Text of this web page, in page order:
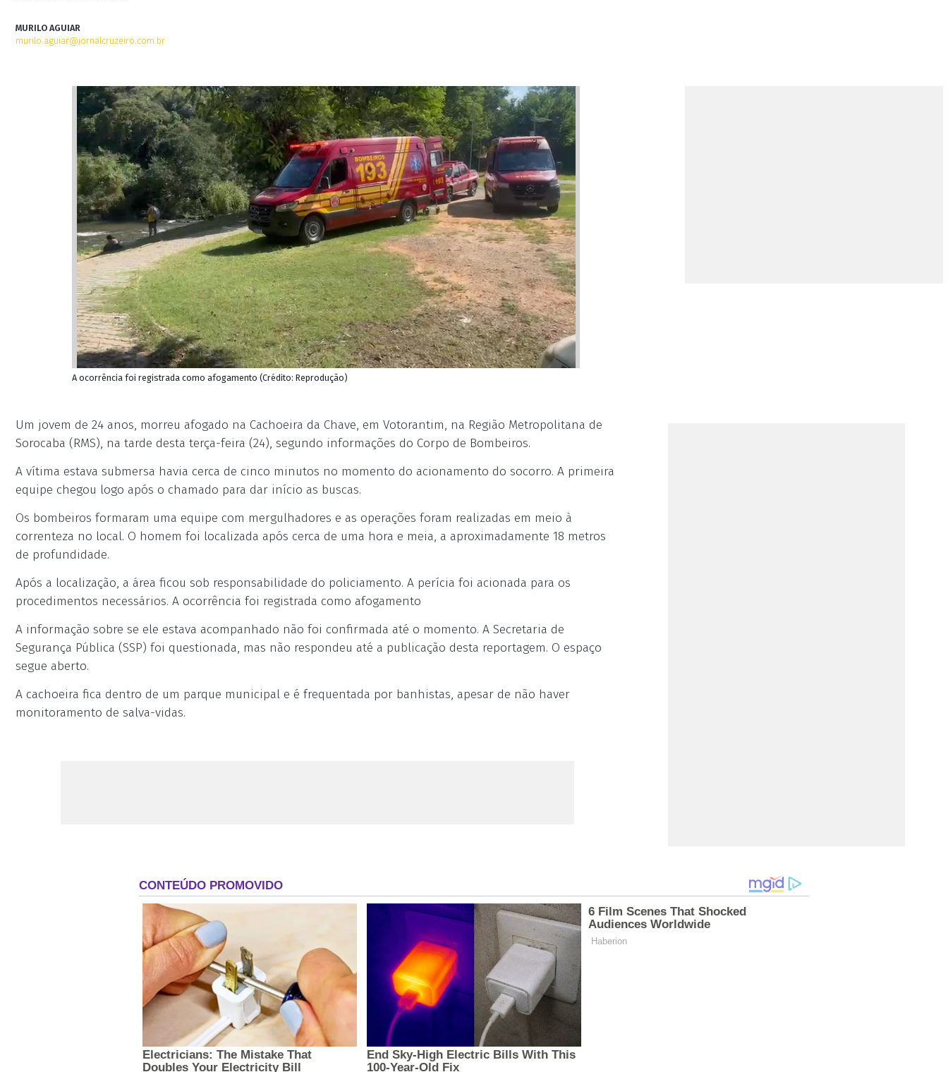
MURILO AGUIAR
murilo.aguiar@jornalcruzeiro.com.br
A ocorrência foi registrada como afogamento (Crédito: Reprodução)
Um jovem de 24 anos, morreu afogado na Cachoeira da Chave, em Votorantim, na Região Metropolitana de
Sorocaba (RMS), na tarde desta terça-feira (24), segundo informações do Corpo de Bombeiros.
A vítima estava submersa havia cerca de cinco minutos no momento do acionamento do socorro. A primeira
equipe chegou logo após o chamado para dar início as buscas.
Os bombeiros formaram uma equipe com mergulhadores e as operações foram realizadas em meio à
correnteza no local. O homem foi localizada após cerca de uma hora e meia, a aproximadamente 18 metros
de profundidade.
Após a localização, a área ficou sob responsabilidade do policiamento. A perícia foi acionada para os
procedimentos necessários. A ocorrência foi registrada como afogamento
A informação sobre se ele estava acompanhado não foi confirmada até o momento. A Secretaria de
Segurança Pública (SSP) foi questionada, mas não respondeu até a publicação desta reportagem. O espaço
segue aberto.
A cachoeira fica dentro de um parque municipal e é frequentada por banhistas, apesar de não haver
monitoramento de salva-vidas.